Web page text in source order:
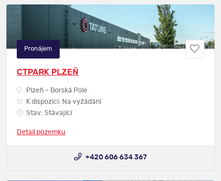
CTPARK PLZEŇ
Plzeň – Borská Pole
K dispozici: Na vyžádání
Stav: Stávající
Detail pozemku
Pronájem
+420 606 634 367